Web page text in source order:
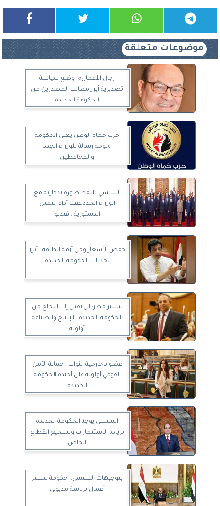
موضوعات متعلقة
رجال الأعمال»: وضع سياسة
تصديرية أبرز مطالب المصدرين من
الحكومة الجديدة
حزب حماة الوطن يهنئ الحكومة
ويوجه رسالة للوزراء الجدد
والمحافظين
السيسي يلتقط صورة تذكارية مع
الوزراء الجدد عقب أداء اليمين
الدستورية.. فيديو
خفض الأسعار وحل أزمة الطاقة.. أبرز
تحديات الحكومة الجديدة
تيسير مطر: لن نقبل إلا بالنجاح من
الحكومة الجديدة.. الإنتاج والصناعة
أولوية
عضو بـ خارجية النواب : حماية الأمن
القومي أولوية على أجندة الحكومة
الجديدة
السيسي يوجه الحكومة الجديدة
بزيادة الاستثمارات وتشجيع القطاع
الخاص
بتوجيهات السيسي.. حكومة تيسير
أعمال برئاسة مدبولي